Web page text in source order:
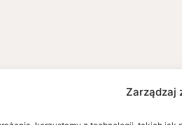
Zarządzaj